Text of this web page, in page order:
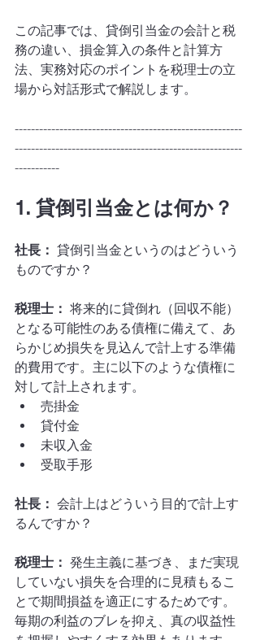
この記事では、貸倒引当金の会計と税
務の違い、損金算入の条件と計算方
法、実務対応のポイントを税理士の立
場から対話形式で解説します。
--------------------------------------------------------
--------------------------------------------------------
-----------
1. 貸倒引当金とは何か？
社長： 貸倒引当金というのはどういう
ものですか？
税理士： 将来的に貸倒れ（回収不能）
となる可能性のある債権に備えて、あ
らかじめ損失を見込んで計上する準備
的費用です。主に以下のような債権に
対して計上されます。
売掛金
貸付金
未収入金
受取手形
社長： 会計上はどういう目的で計上す
るんですか？
税理士： 発生主義に基づき、まだ実現
していない損失を合理的に見積もるこ
とで期間損益を適正にするためです。
毎期の利益のブレを抑え、真の収益性